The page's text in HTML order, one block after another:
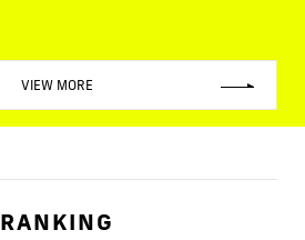
VIEW MORE
RANKING